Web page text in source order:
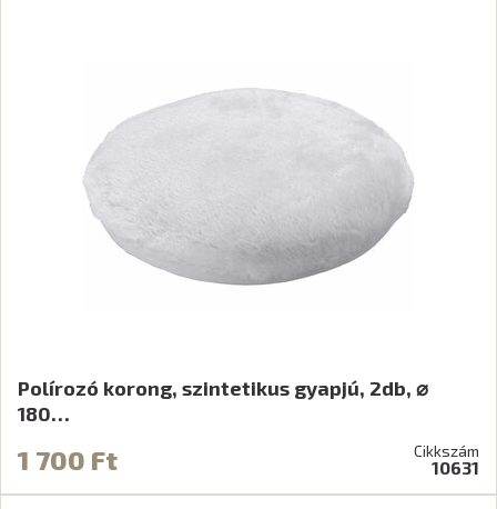
Polírozó korong, szintetikus gyapjú, 2db, ⌀
180…
1 700 Ft Cikkszám
10631